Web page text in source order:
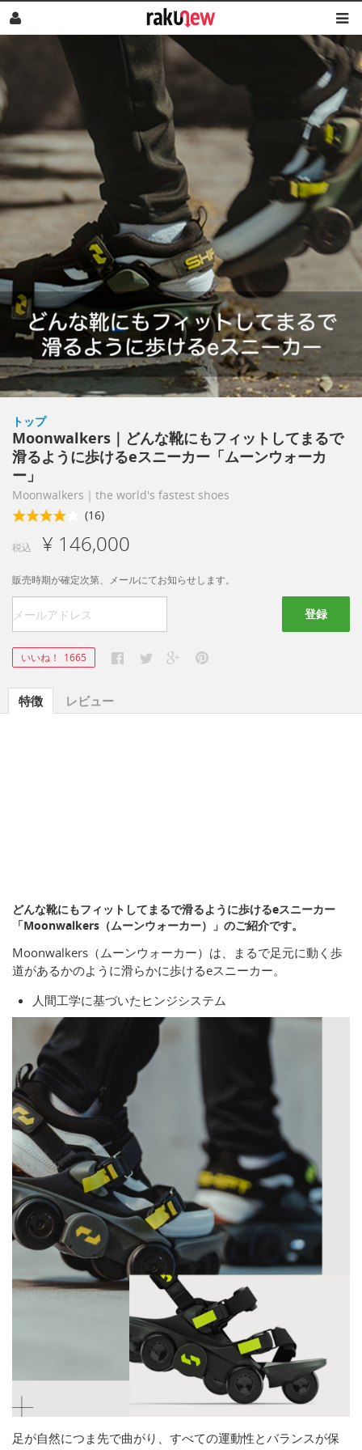
トップ
Moonwalkers｜どんな靴にもフィットしてまるで
滑るように歩けるeスニーカー「ムーンウォーカ
ー」
Moonwalkers｜the world's fastest shoes
(16)
税込 ¥ 146,000
販売時期が確定次第、メールにてお知らせします。
登録
いいね！ 1665
特徴 レビュー
どんな靴にもフィットしてまるで滑るように歩けるeスニーカー
「Moonwalkers（ムーンウォーカー）」のご紹介です。
Moonwalkers（ムーンウォーカー）は、まるで足元に動く歩
道があるかのように滑らかに歩けるeスニーカー。
人間工学に基づいたヒンジシステム
足が自然につま先で曲がり、すべての運動性とバランスが保